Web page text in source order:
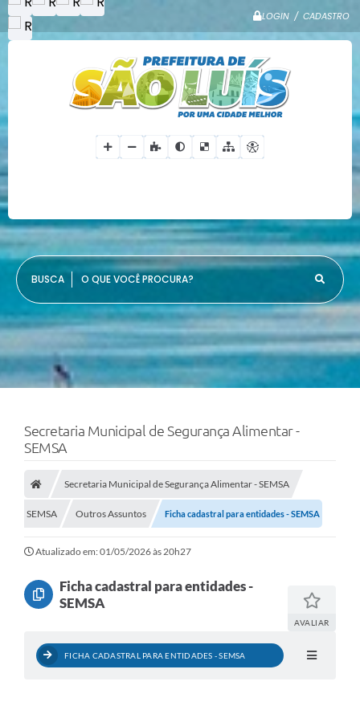
LOGIN / CADASTRO
O QUE VOCÊ PROCURA?
Secretaria Municipal de Segurança Alimentar -
SEMSA
Secretaria Municipal de Segurança Alimentar - SEMSA
SEMSA Outros Assuntos Ficha cadastral para entidades - SEMSA
Atualizado em: 01/05/2026 às 20h27
Ficha cadastral para entidades -
SEMSA
AVALIAR
FICHA CADASTRAL PARA ENTIDADES - SEMSA